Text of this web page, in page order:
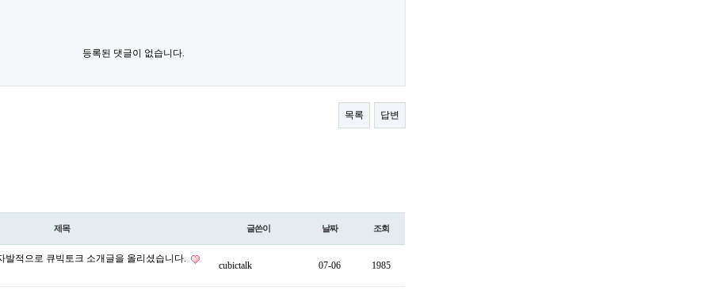
등록된 댓글이 없습니다.
목록 답변
제목 글쓴이 날짜 조회
발적으로 큐빅토크 소개글을 올리셨습니다.
cubictalk 07-06 1985